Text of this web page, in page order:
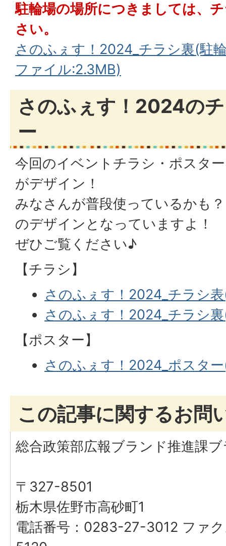
駐輪場の場所につきましては、
さい。
さのふぇす！2024_チラシ裏(駐
ファイル:2.3MB)
さのふぇす！2024の
ー
今回のイベントチラシ・ポスタ
がデザイン！
みなさんが普段使っているかも
のデザインとなっていますよ！
ぜひご覧ください♪
【チラシ】
さのふぇす！2024_チラシ
さのふぇす！2024_チラシ
【ポスター】
さのふぇす！2024_ポスタ
この記事に関するお問
総合政策部広報ブランド推進課
〒327-8501
栃木県佐野市高砂町1
電話番号：0283-27-3012 ファ